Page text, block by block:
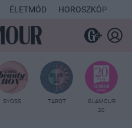
ÉLETMÓD HOROSZKÓP
SYOSS TAROT
GLAMOUR
20